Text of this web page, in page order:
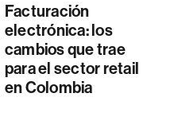
Facturación
electrónica: los
cambios que trae
para el sector retail
en Colombia